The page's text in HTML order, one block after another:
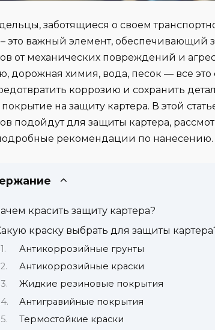
заботящиеся о своем
– это важный элемент, обеспечивающий
от механических повреждений и
дорожная химия, вода, песок — все
коррозию и сохранить
покрытие на защиту картера. В этой
подойдут для защиты картера,
рекомендации по нанесению.
красить защиту картера?
краску выбрать для защиты
Антикоррозийные грунты
Антикоррозийные краски
Жидкие резиновые покрытия
Антигравийные покрытия
Термостойкие краски